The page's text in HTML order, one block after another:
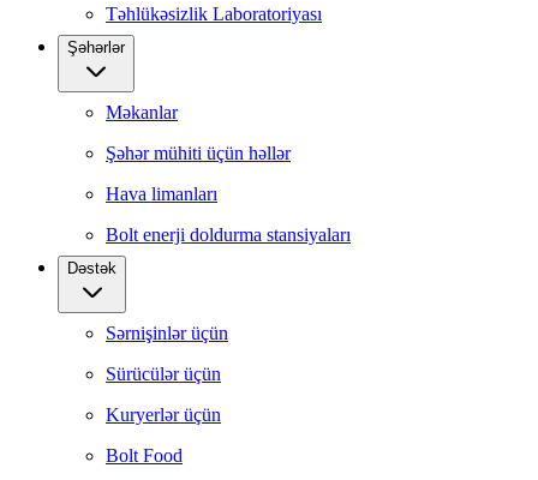
Təhlükəsizlik Laboratoriyası
Şəhərlər
Məkanlar
Şəhər mühiti üçün həllər
Hava limanları
Bolt enerji doldurma stansiyaları
Dəstək
Sərnişinlər üçün
Sürücülər üçün
Kuryerlər üçün
Bolt Food